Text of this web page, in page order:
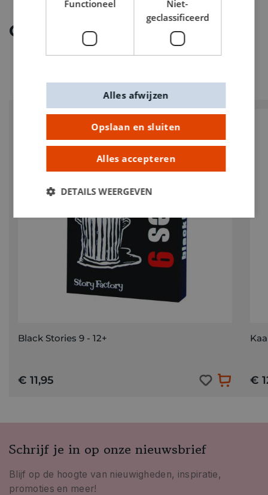
Ontdek meer
Black Stories 9 - 12+
€ 11,95 €
Schrijf je in op onze nieuwsbrief
Blijf op de hoogte van nieuwigheden, inspiratie,
promoties en meer!
Functioneel
Niet-
geclassificeerd
Opslaan en sluiten
Alles accepteren
Alles afwijzen
DETAILS WEERGEVEN